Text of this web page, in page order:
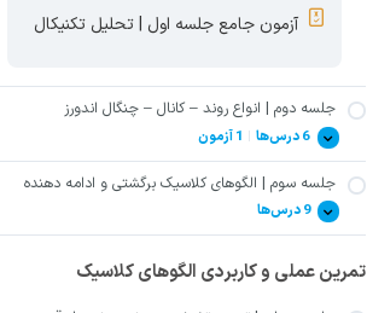
آزمون جامع جلسه اول | تحلیل تکنیکال
جلسه دوم | انواع روند – کانال – چنگال اندورز
6 درس‌ها |
پیوت‌های مینور و ماژور
خطوط حمایت و مقاومت داینامیک +
جلسه سوم | الگوهای کلاسیک برگشتی و ادامه دهنده
9 درس‌ها
الگوهای کلاسیک برگشتی و ادامه دهنده
تمرین عملی و کاربردی الگوهای کلاسیک